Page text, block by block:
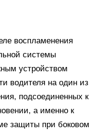
воспламенения
системы
устройством
водителя на один из
подсоединенных к
а именно к
защиты при боковом